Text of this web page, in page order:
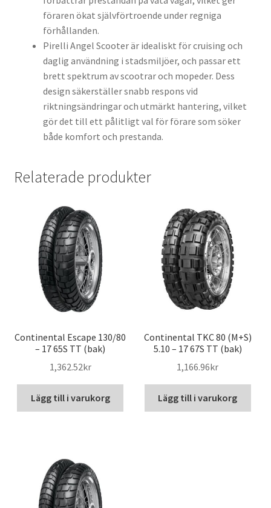
föraren ökat självförtroende under regniga
förhållanden.
Pirelli Angel Scooter är idealiskt för cruising och
daglig användning i stadsmiljöer, och passar ett
brett spektrum av scootrar och mopeder. Dess
design säkerställer snabb respons vid
riktningsändringar och utmärkt hantering, vilket
gör det till ett pålitligt val för förare som söker
både komfort och prestanda.
Relaterade produkter
Continental Escape 130/80
– 17 65S TT (bak)
1,362.52kr
Lägg till i varukorg
Continental TKC 80 (M+S)
5.10 – 17 67S TT (bak)
1,166.96kr
Lägg till i varukorg